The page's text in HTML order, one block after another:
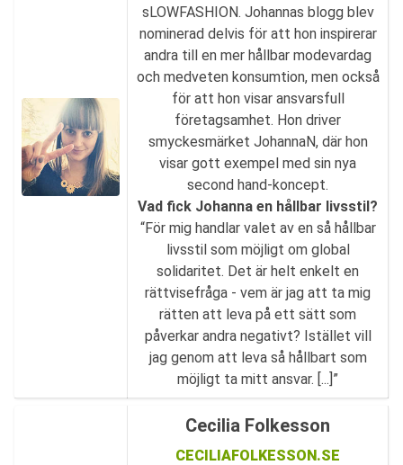
sLOWFASHION. Johannas blogg blev
nominerad delvis för att hon inspirerar
andra till en mer hållbar modevardag
och medveten konsumtion, men också
för att hon visar ansvarsfull
företagsamhet. Hon driver
smyckesmärket JohannaN, där hon
visar gott exempel med sin nya
second hand-koncept.
Vad fick Johanna en hållbar livsstil?
“För mig handlar valet av en så hållbar
livsstil som möjligt om global
solidaritet. Det är helt enkelt en
rättvisefråga - vem är jag att ta mig
rätten att leva på ett sätt som
påverkar andra negativt? Istället vill
jag genom att leva så hållbart som
möjligt ta mitt ansvar. [...]”
Cecilia Folkesson
CECILIAFOLKESSON.SE